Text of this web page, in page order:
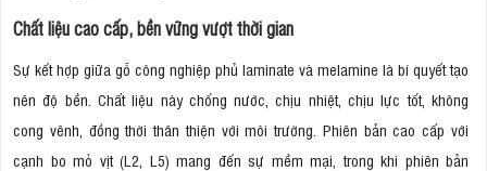
Chất liệu cao cấp, bền vững vượt thời gian
Sự kết hợp giữa gỗ công nghiệp phủ laminate và melamine là bí quyết tạo
nên độ bền. Chất liệu này chống nước, chịu nhiệt, chịu lực tốt, không
cong vênh, đồng thời thân thiện với môi trường. Phiên bản cao cấp với
cạnh bo mỏ vịt (L2, L5) mang đến sự mềm mại, trong khi phiên bản